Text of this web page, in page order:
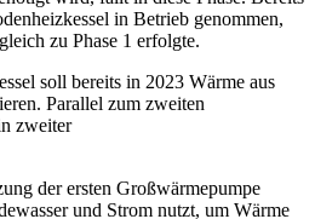
in Betrieb genommen,
zu Phase 1 erfolgte.
soll bereits in 2023 Wärme aus
Parallel zum zweiten
zweiter
der ersten Großwärmepumpe
und Strom nutzt, um Wärme